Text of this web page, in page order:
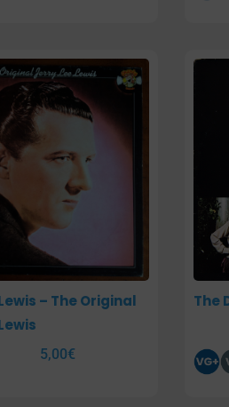
– The Original
5,00€
The